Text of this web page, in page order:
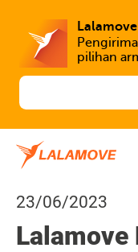
23/06/2023
Lalamove